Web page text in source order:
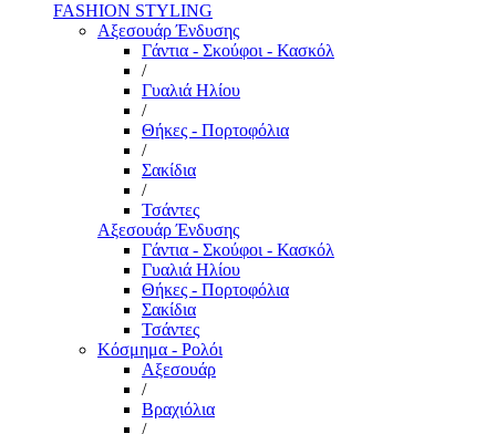
FASHION STYLING
Αξεσουάρ Ένδυσης
Γάντια - Σκούφοι - Κασκόλ
/
Γυαλιά Ηλίου
/
Θήκες - Πορτοφόλια
/
Σακίδια
/
Τσάντες
Αξεσουάρ Ένδυσης
Γάντια - Σκούφοι - Κασκόλ
Γυαλιά Ηλίου
Θήκες - Πορτοφόλια
Σακίδια
Τσάντες
Κόσμημα - Ρολόι
Αξεσουάρ
/
Βραχιόλια
/